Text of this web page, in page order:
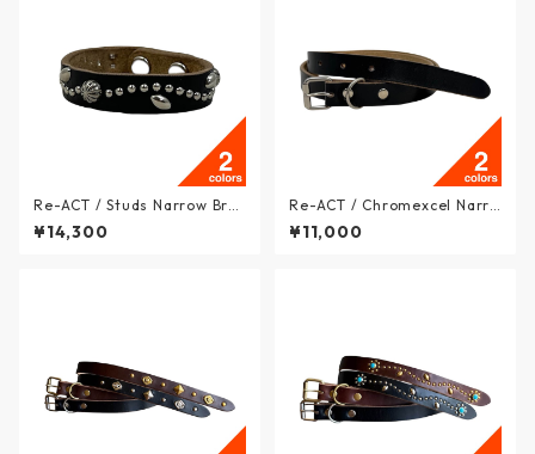
Re-ACT / Studs Narrow Brac
e - クロムエクセルレザー ス
タッズナローブレスレット - 2
¥14,300
Re-ACT / Chromexcel Narro
w Belt - クロムエクエル ナロ
ー レザーベルト - 2colors - R
¥11,000